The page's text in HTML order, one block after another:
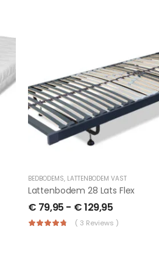
BEDBODEMS, LATTENBODEM VAST
Lattenbodem 28 Lats Flex
€ 79,95 - €129,95
( 3 Reviews )